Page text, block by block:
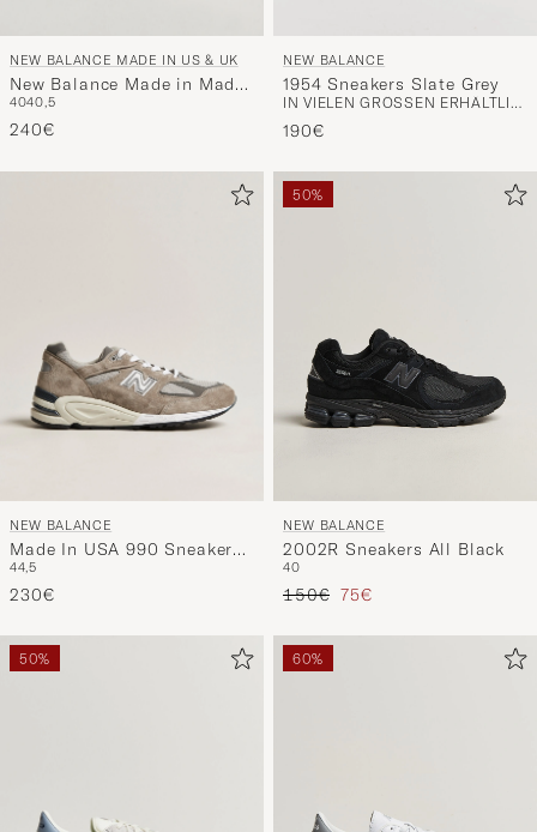
NEW BALANCE MADE IN US & UK
New Balance Made in Made
in USA 990v4 Black
4040,5
240€
NEW BALANCE
1954 Sneakers Slate Grey
IN VIELEN GRÖSSEN ERHÄLTLICH
190€
NEW BALANCE
Made In USA 990 Sneakers
Grey/White
44,5
230€
50%
NEW BALANCE
2002R Sneakers All Black
40
Regulärer Preis
150€ Reduzierter Preis
75€
50% 60%